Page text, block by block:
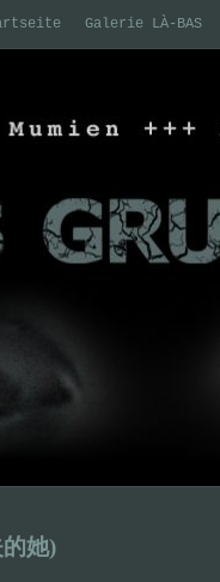
Galerie LÀ-BAS
她)